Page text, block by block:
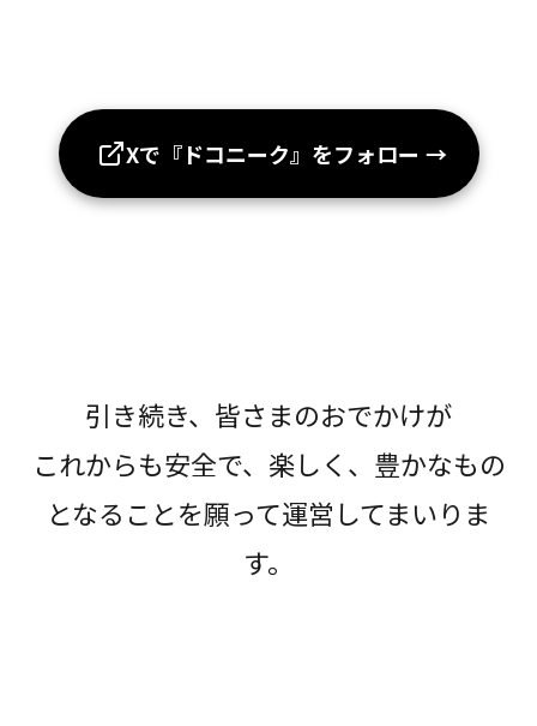
Xで『ドコニーク』をフォロー →
引き続き、皆さまのおでかけが
これからも安全で、楽しく、豊かなもの
となることを願って運営してまいりま
す。